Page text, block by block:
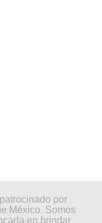
por
México. Somos
en brindar